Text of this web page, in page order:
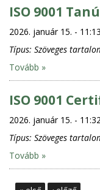
ISO 9001
2026. január 15. - 11:13
Típus: Szöveges
Tovább »
ISO 9001
2026. január 15. - 11:32
Típus: Szöveges
Tovább »